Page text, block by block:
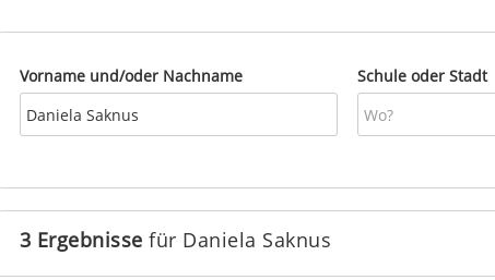
Vorname und/oder Nachname Schule oder Stadt
3 Ergebnisse für Daniela Saknus